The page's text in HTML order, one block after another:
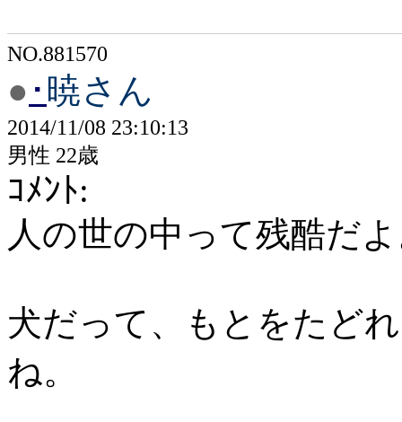
NO.881570
● ･ 暁さん
2014/11/08 23:10:13
男性 22歳
ｺﾒﾝﾄ:
人の世の中って残酷だ
犬だって、もとをたど
ね。